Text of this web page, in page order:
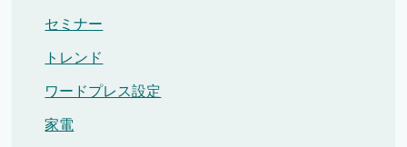
セミナー
トレンド
ワードプレス設定
家電